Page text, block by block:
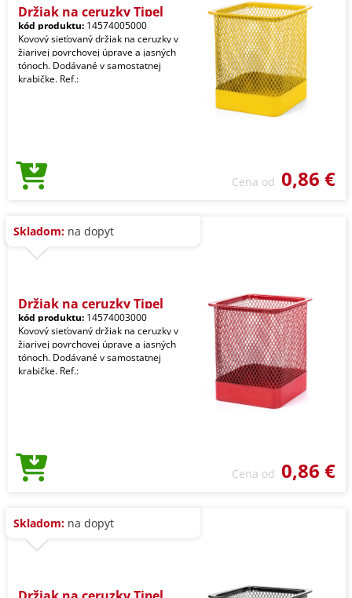
Držiak na ceruzky Tipel
kód produktu: 14574005000
Kovový sieťovaný držiak na ceruzky v
žiarivej povrchovej úprave a jasných
tónoch. Dodávané v samostatnej
krabičke. Ref.:
Cena od 0,86 €
Skladom: na dopyt
Držiak na ceruzky Tipel
kód produktu: 14574003000
Kovový sieťovaný držiak na ceruzky v
žiarivej povrchovej úprave a jasných
tónoch. Dodávané v samostatnej
krabičke. Ref.:
Cena od 0,86 €
Skladom: na dopyt